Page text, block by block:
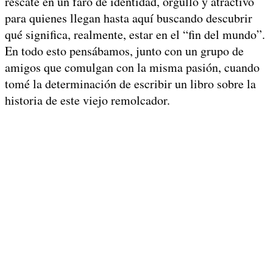
para quienes llegan hasta aquí buscando descubrir
qué significa, realmente, estar en el “fin del mundo”.
En todo esto pensábamos, junto con un grupo de
amigos que comulgan con la misma pasión, cuando
tomé la determinación de escribir un libro sobre la
historia de este viejo remolcador.